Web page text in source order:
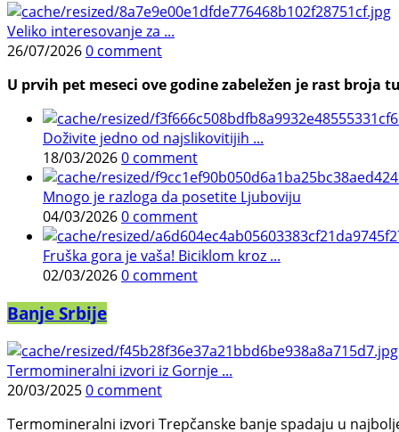
Veliko interesovanje za ...
26/07/20260 comment
U prvih pet meseci ove godine zabeležen je rast
Doživite jedno od najslikovitijih ...
18/03/20260 comment
Mnogo je razloga da posetite Ljuboviju
04/03/20260 comment
Fruška gora je vaša! Biciklom kroz ...
02/03/20260 comment
Banje Srbije
Termomineralni izvori iz Gornje ...
20/03/20250 comment
Termomineralni izvori Trepčanske banje spadaju u